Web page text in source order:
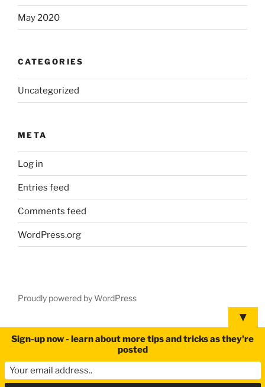
May 2020
CATEGORIES
Uncategorized
META
Log in
Entries feed
Comments feed
WordPress.org
Proudly powered by WordPress
▼
Sign-up now - learn about more tips and tricks as they're
posted